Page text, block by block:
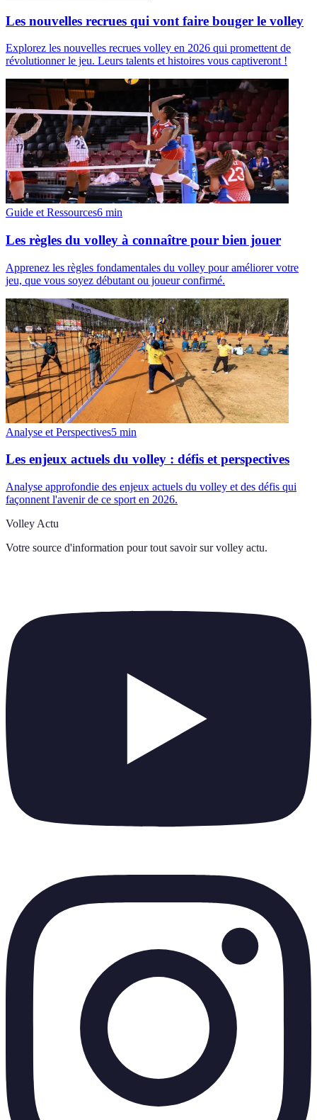
Les nouvelles recrues qui vont faire bouger le volley
Explorez les nouvelles recrues volley en 2026 qui promettent de
révolutionner le jeu. Leurs talents et histoires vous captiveront !
Guide et Ressources6 min
Les règles du volley à connaître pour bien jouer
Apprenez les règles fondamentales du volley pour améliorer votre
jeu, que vous soyez débutant ou joueur confirmé.
Analyse et Perspectives5 min
Les enjeux actuels du volley : défis et perspectives
Analyse approfondie des enjeux actuels du volley et des défis qui
façonnent l'avenir de ce sport en 2026.
Volley Actu
Votre source d'information pour tout savoir sur volley actu.